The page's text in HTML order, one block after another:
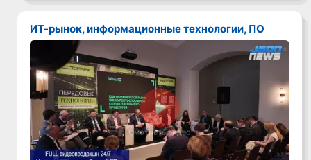
ИТ-рынок, информационные технологии, ПО
Смотреть видео